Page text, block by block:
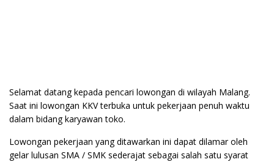
Selamat datang kepada pencari lowongan di wilayah Malang.
Saat ini lowongan KKV terbuka untuk pekerjaan penuh waktu
dalam bidang karyawan toko.
Lowongan pekerjaan yang ditawarkan ini dapat dilamar oleh
gelar lulusan SMA / SMK sederajat sebagai salah satu syarat